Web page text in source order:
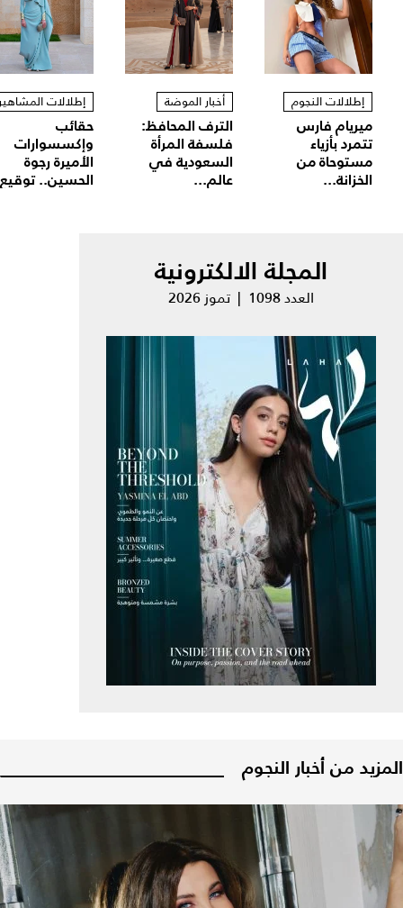
إطلالات النجوم
ميريام فارس
تتمرد بأزياء
مستوحاة من
الخزانة...
أخبار الموضة
الترف المحافظ:
فلسفة المرأة
السعودية في
عالم...
إطلالات
حقائب
وإكسسوارات
الأميرة رجوة
الحسين..
المجلة الالكترونية
العدد 1098 | تموز 2026
المزيد من أخبار النجوم